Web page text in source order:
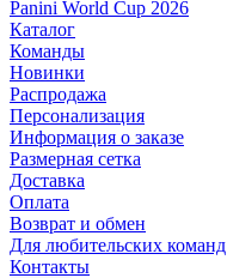
Panini World Cup 2026
Каталог
Команды
Новинки
Распродажа
Персонализация
Информация о заказе
Размерная сетка
Доставка
Оплата
Возврат и обмен
Для любительских команд
Контакты